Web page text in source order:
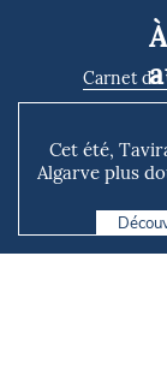
Carnet de
Cet été,
Algarve plus